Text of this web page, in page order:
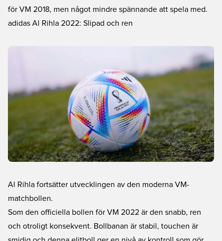
för VM 2018, men något mindre spännande att spela med.
adidas Al Rihla 2022: Slipad och ren
Al Rihla fortsätter utvecklingen av den moderna VM-
matchbollen.
Som den officiella bollen för VM 2022 är den snabb, ren
och otroligt konsekvent. Bollbanan är stabil, touchen är